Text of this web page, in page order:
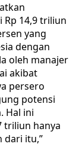
Rp 14,9 triliun
yang
dengan
oleh manajer
akibat
persero
potensi
Hal ini
triliun hanya
dari itu,”